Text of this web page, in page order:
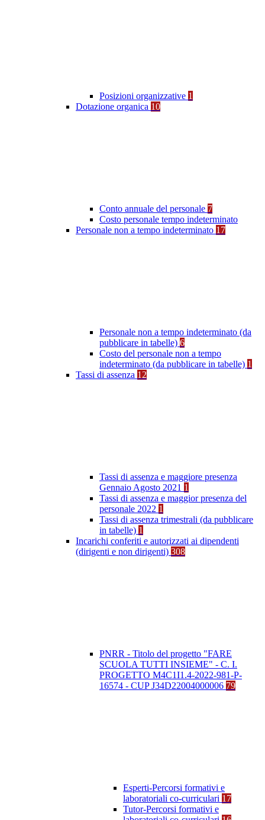
Posizioni organizzative 1
Dotazione organica 10
Conto annuale del personale 7
Costo personale tempo indeterminato
Personale non a tempo indeterminato 17
Personale non a tempo indeterminato (da
pubblicare in tabelle) 6
Costo del personale non a tempo
indeterminato (da pubblicare in tabelle) 1
Tassi di assenza 12
Tassi di assenza e maggiore presenza
Gennaio Agosto 2021 1
Tassi di assenza e maggior presenza del
personale 2022 1
Tassi di assenza trimestrali (da pubblicare
in tabelle) 1
Incarichi conferiti e autorizzati ai dipendenti
(dirigenti e non dirigenti) 308
PNRR - Titolo del progetto "FARE
SCUOLA TUTTI INSIEME" - C. I.
PROGETTO M4C1I1.4-2022-981-P-
16574 - CUP J34D22004000006 79
Esperti-Percorsi formativi e
laboratoriali co-curriculari 17
Tutor-Percorsi formativi e